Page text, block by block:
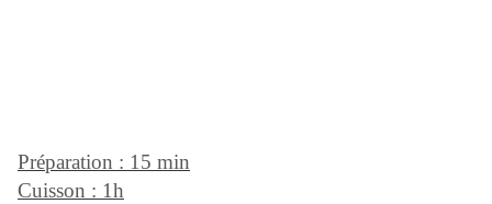
Préparation : 15 min
Cuisson : 1h